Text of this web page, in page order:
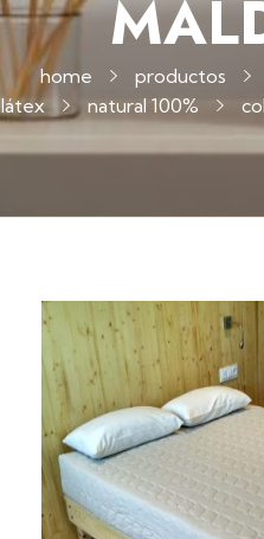
home productos
látex
natural 100%